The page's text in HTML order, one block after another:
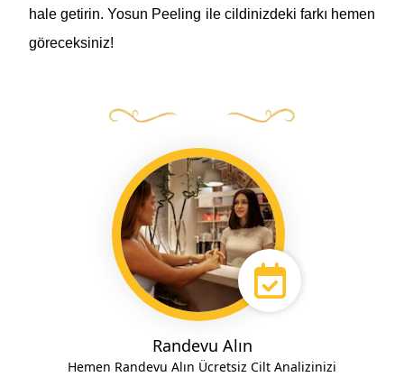
hale getirin. Yosun Peeling ile cildinizdeki farkı hemen
göreceksiniz!
Randevu Alın
Hemen Randevu Alın Ücretsiz Cilt Analizinizi